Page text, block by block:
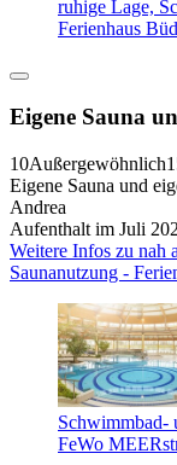
ruhige Lage,
Ferienhaus
Eigene Sauna
10Außergewöhnlich
Eigene Sauna und
Andrea
Aufenthalt im Juli
Weitere Infos zu nah
Saunanutzung -
Schwimmbad-
FeWo